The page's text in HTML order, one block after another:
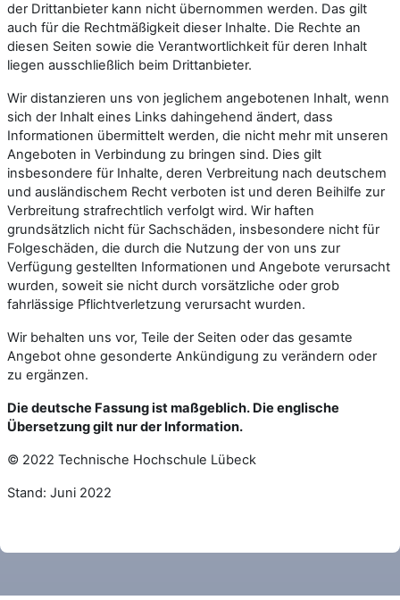
der Drittanbieter kann nicht übernommen werden. Das gilt
auch für die Rechtmäßigkeit dieser Inhalte. Die Rechte an
diesen Seiten sowie die Verantwortlichkeit für deren Inhalt
liegen ausschließlich beim Drittanbieter.
Wir distanzieren uns von jeglichem angebotenen Inhalt, wenn
sich der Inhalt eines Links dahingehend ändert, dass
Informationen übermittelt werden, die nicht mehr mit unseren
Angeboten in Verbindung zu bringen sind. Dies gilt
insbesondere für Inhalte, deren Verbreitung nach deutschem
und ausländischem Recht verboten ist und deren Beihilfe zur
Verbreitung strafrechtlich verfolgt wird. Wir haften
grundsätzlich nicht für Sachschäden, insbesondere nicht für
Folgeschäden, die durch die Nutzung der von uns zur
Verfügung gestellten Informationen und Angebote verursacht
wurden, soweit sie nicht durch vorsätzliche oder grob
fahrlässige Pflichtverletzung verursacht wurden.
Wir behalten uns vor, Teile der Seiten oder das gesamte
Angebot ohne gesonderte Ankündigung zu verändern oder
zu ergänzen.
Die deutsche Fassung ist maßgeblich. Die englische
Übersetzung gilt nur der Information.
© 2022 Technische Hochschule Lübeck
Stand: Juni 2022